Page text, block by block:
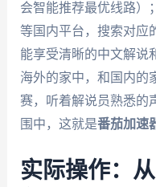
会智能推荐最优线路）
等国内平台，搜索对应
能享受清晰的中文解说
海外的家中，和国内的
赛，听着解说员熟悉的
围中，这就是番茄加速
实际操作：